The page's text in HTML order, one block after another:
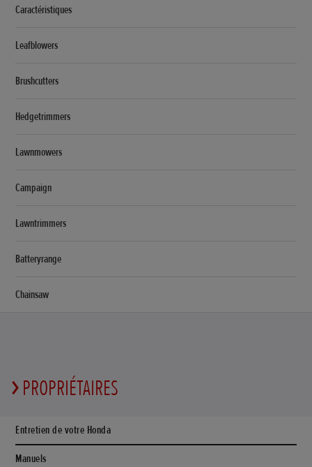
Caractéristiques
Leafblowers
Brushcutters
Hedgetrimmers
Lawnmowers
Campaign
Lawntrimmers
Batteryrange
Chainsaw
PROPRIÉTAIRES
Entretien de votre Honda
Manuels